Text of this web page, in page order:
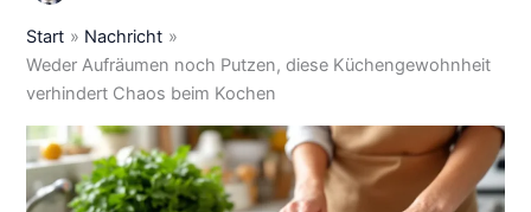
Start
Nachricht
Weder Aufräumen noch Putzen, diese Küchengewohnheit
verhindert Chaos beim Kochen